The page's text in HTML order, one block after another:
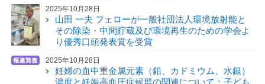
2025年10月28日
山田 一夫 フェローが一般社団法人環境放射能と
その除染・中間貯蔵及び環境再生のための学会よ
り優秀口頭発表賞を受賞
2025年10月28日
妊婦の血中重金属元素（鉛、カドミウム、水銀）
濃度と妊娠高血圧症候群の関連について：子ども